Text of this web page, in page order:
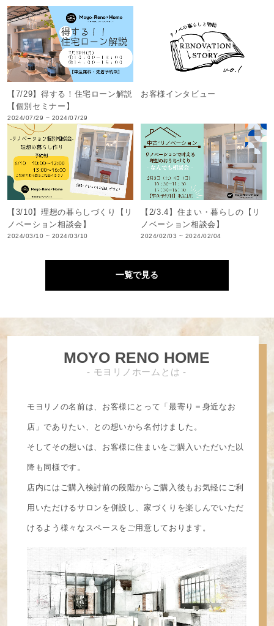
【7/29】得する！住宅ローン解説
【個別セミナー】
2024/07/29 ~ 2024/07/29
お客様インタビュー
【3/10】理想の暮らしづくり【リ
ノベーション相談会】
2024/03/10 ~ 2024/03/10
【2/3.4】住まい・暮らしの【リ
ノベーション相談会】
2024/02/03 ~ 2024/02/04
一覧で見る
MOYO RENO HOME
- モヨリノホームとは -
モヨリノの名前は、お客様にとって「最寄り＝身近なお
店」でありたい、との想いから名付けました。
そしてその想いは、お客様に住まいをご購入いただいた以
降も同様です。
店内にはご購入検討前の段階からご購入後もお気軽にご利
用いただけるサロンを併設し、家づくりを楽しんでいただ
けるよう様々なスペースをご用意しております。